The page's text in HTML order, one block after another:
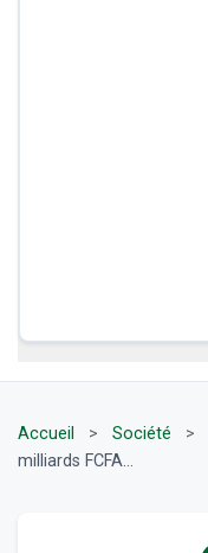
Accueil > Société >
milliards FCFA...